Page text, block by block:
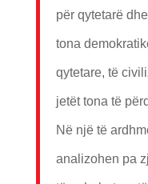
për qytetarë
tona
qytetare, të
jetët tona të
Në një të
analizohen pa